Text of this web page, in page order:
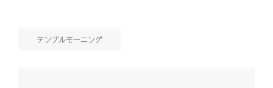
テンプルモーニング